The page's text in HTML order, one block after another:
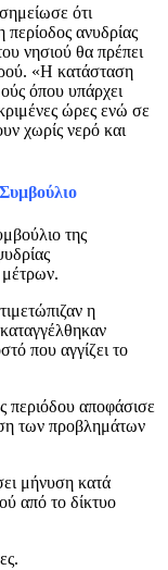
ότι
περίοδος ανυδρίας
νησιού θα πρέπει
«Η κατάσταση
όπου υπάρχει
ώρες ενώ σε
χωρίς νερό και
της
μέτρων.
η
που αγγίζει το
περιόδου αποφάσισε
των προβλημάτων
μήνυση κατά
από το δίκτυο